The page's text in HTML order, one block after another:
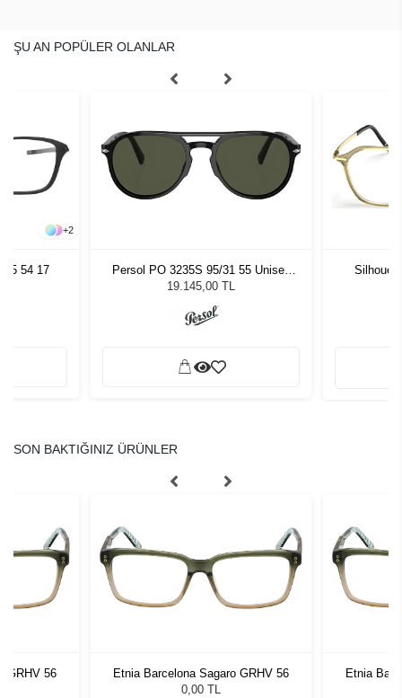
ŞU AN POPÜLER OLANLAR
+2
54 17
Persol PO 3235S 95/31 55 Unisex
Güneş Gözlüğü
19.145,00 TL
SON BAKTIĞINIZ ÜRÜNLER
GRHV 56
Etnia Barcelona Sagaro GRHV 56
0,00 TL
Etnia